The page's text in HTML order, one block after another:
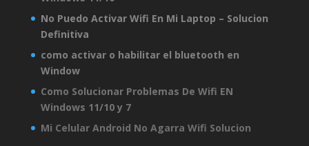
No Puedo Activar Wifi En Mi Laptop – Solucion
Definitiva
como activar o habilitar el bluetooth en
Window
Como Solucionar Problemas De Wifi EN
Windows 11/10 y 7
Mi Celular Android No Agarra Wifi Solucion